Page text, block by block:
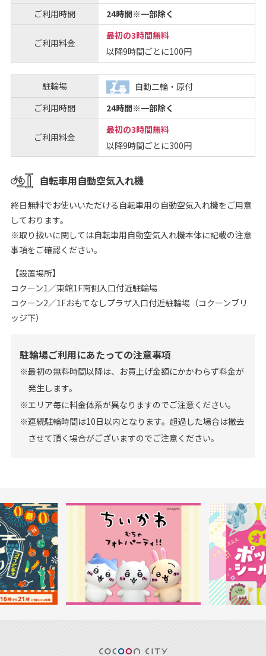
ご利用時間
24時間※一部除く
ご利用料金
最初の3時間無料
以降9時間ごとに100円
駐輪場
自動二輪・原付
ご利用時間
24時間※一部除く
ご利用料金
最初の3時間無料
以降9時間ごとに300円
自転車用自動空気入れ機
終日無料でお使いいただける自転車用の自動空気入れ機をご用意
しております。
※取り扱いに関しては自転車用自動空気入れ機本体に記載の注意
事項をご確認ください。
【設置場所】
コクーン1／東館1F南側入口付近駐輪場
コクーン2／1Fおもてなしプラザ入口付近駐輪場（コクーンブリ
ッジ下）
駐輪場ご利用にあたっての注意事項
※最初の無料時間以降は、お買上げ金額にかかわらず料金が
発生します。
※エリア毎に料金体系が異なりますのでご注意ください。
※連続駐輪時間は10日以内となります。超過した場合は撤去
させて頂く場合がございますのでご注意ください。